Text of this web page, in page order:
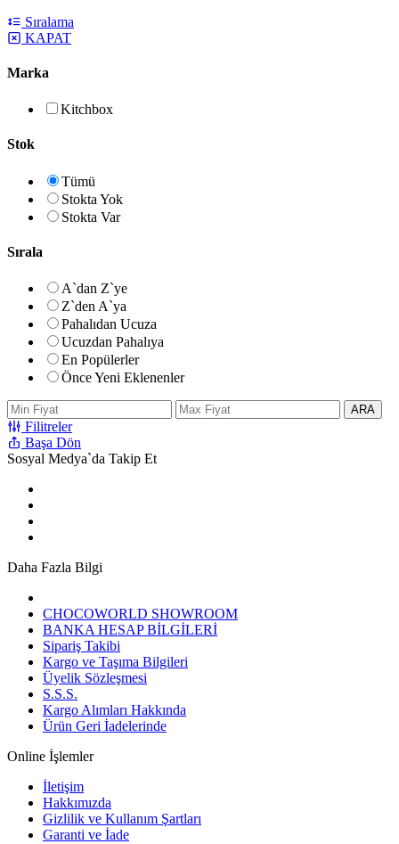
Sıralama
KAPAT
Marka
Kitchbox
Stok
Tümü
Stokta Yok
Stokta Var
Sırala
A`dan Z`ye
Z`den A`ya
Pahalıdan Ucuza
Ucuzdan Pahalıya
En Popülerler
Önce Yeni Eklenenler
ARA
Filitreler
Başa Dön
Sosyal Medya`da Takip Et
Daha Fazla Bilgi
CHOCOWORLD SHOWROOM
BANKA HESAP BİLGİLERİ
Sipariş Takibi
Kargo ve Taşıma Bilgileri
Üyelik Sözleşmesi
S.S.S.
Kargo Alımları Hakkında
Ürün Geri İadelerinde
Online İşlemler
İletişim
Hakkımızda
Gizlilik ve Kullanım Şartları
Garanti ve İade